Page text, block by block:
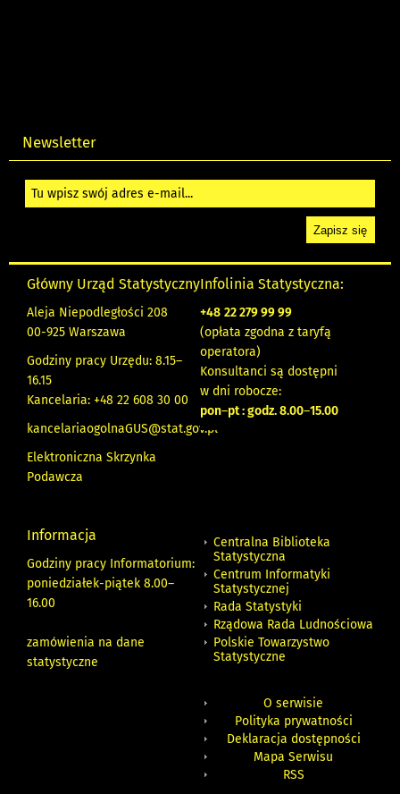
Newsletter
Główny Urząd Statystyczny
Aleja Niepodległości 208
00-925 Warszawa
Godziny pracy Urzędu: 8.15–
16.15
Kancelaria: +48 22 608 30 00
kancelariaogolnaGUS@stat.gov.pl
Elektroniczna Skrzynka
Podawcza
Infolinia Statystyczna:
+48 22 279 99 99
(opłata zgodna z taryfą
operatora)
Konsultanci są dostępni
w dni robocze:
pon–pt : godz. 8.00–15.00
Informacja
Godziny pracy Informatorium:
poniedziałek-piątek 8.00–
16.00
zamówienia na dane
statystyczne
Centralna Biblioteka
Statystyczna
Centrum Informatyki
Statystycznej
Rada Statystyki
Rządowa Rada Ludnościowa
Polskie Towarzystwo
Statystyczne
O serwisie
Polityka prywatności
Deklaracja dostępności
Mapa Serwisu
RSS